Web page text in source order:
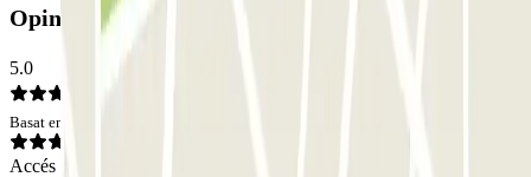
Opinions
5.0
Basat en 2 opinions
Accés